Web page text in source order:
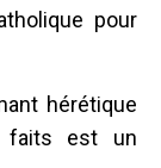
pour
hérétique
faits est un